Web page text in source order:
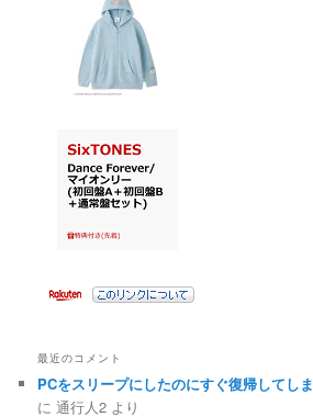
最近のコメント
PCをスリープにしたのにすぐ復帰してし
に通行人2 より